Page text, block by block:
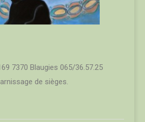
7370 Blaugies 065/36.57.25
de sièges.